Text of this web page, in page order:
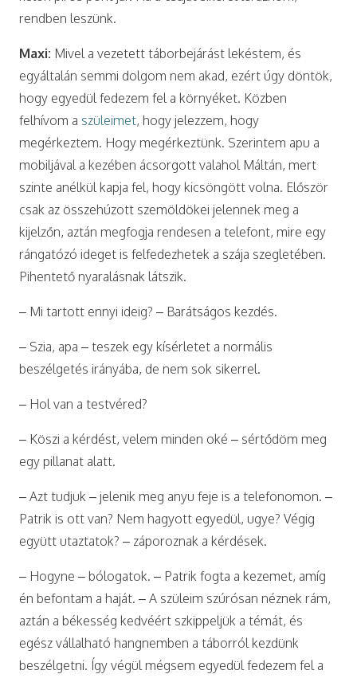
rendben leszünk.
Maxi: Mivel a vezetett táborbejárást lekéstem, és
egyáltalán semmi dolgom nem akad, ezért úgy döntök,
hogy egyedül fedezem fel a környéket. Közben
felhívom a szüleimet, hogy jelezzem, hogy
megérkeztem. Hogy megérkeztünk. Szerintem apu a
mobiljával a kezében ácsorgott valahol Máltán, mert
szinte anélkül kapja fel, hogy kicsöngött volna. Először
csak az összehúzott szemöldökei jelennek meg a
kijelzőn, aztán megfogja rendesen a telefont, mire egy
rángatózó ideget is felfedezhetek a szája szegletében.
Pihentető nyaralásnak látszik.
– Mi tartott ennyi ideig? – Barátságos kezdés.
– Szia, apa – teszek egy kísérletet a normális
beszélgetés irányába, de nem sok sikerrel.
– Hol van a testvéred?
– Köszi a kérdést, velem minden oké – sértődöm meg
egy pillanat alatt.
– Azt tudjuk – jelenik meg anyu feje is a telefonomon. –
Patrik is ott van? Nem hagyott egyedül, ugye? Végig
együtt utaztatok? – záporoznak a kérdések.
– Hogyne – bólogatok. – Patrik fogta a kezemet, amíg
én befontam a haját. – A szüleim szúrósan néznek rám,
aztán a békesség kedvéért szkippeljük a témát, és
egész vállalható hangnemben a táborról kezdünk
beszélgetni. Így végül mégsem egyedül fedezem fel a